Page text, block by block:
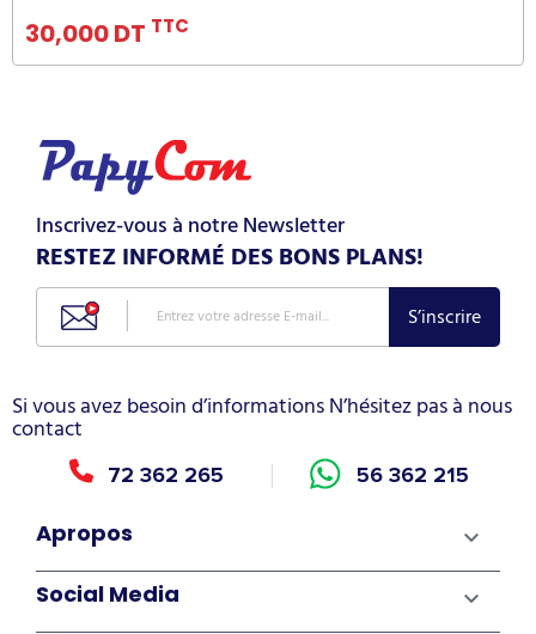
30,000 DT TTC
Inscrivez-vous à notre Newsletter
RESTEZ INFORMÉ DES BONS PLANS!
Si vous avez besoin d’informations N’hésitez pas à nous
contact
72 362 265 56 362 215
Apropos 
Social Media 